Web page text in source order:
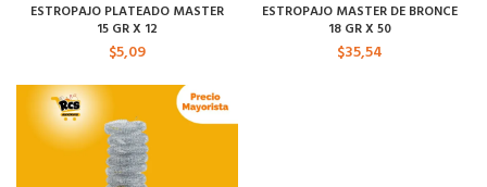
ESTROPAJO PLATEADO MASTER
15 GR X 12
$5,09
ESTROPAJO MASTER DE BRONCE
18 GR X 50
$35,54